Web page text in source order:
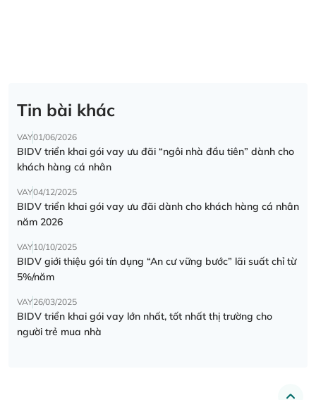
Tin bài khác
VAY01/06/2026
BIDV triển khai gói vay ưu đãi “ngôi nhà đầu tiên” dành cho
khách hàng cá nhân
VAY04/12/2025
BIDV triển khai gói vay ưu đãi dành cho khách hàng cá nhân
năm 2026
VAY10/10/2025
BIDV giới thiệu gói tín dụng “An cư vững bước” lãi suất chỉ từ
5%/năm
VAY26/03/2025
BIDV triển khai gói vay lớn nhất, tốt nhất thị trường cho
người trẻ mua nhà